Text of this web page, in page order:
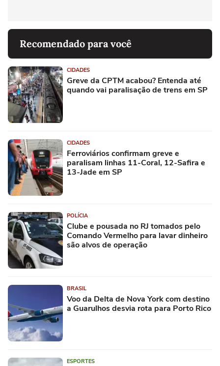
Recomendado para você
CIDADES
Greve da CPTM acabou? Entenda até
quando vai paralisação de trens em SP
CIDADES
Ferroviários confirmam greve e
paralisam linhas 11-Coral, 12-Safira e
13-Jade em SP
POLÍCIA
Clube e pousada no RJ tomados pelo
Comando Vermelho para lavar dinheiro
são alvos de operação
BRASIL
Voo da Delta de Nova York com destino
a Guarulhos desvia rota para Porto Rico
ESPORTES